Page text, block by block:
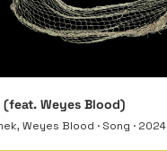
Weyes Blood)
Weyes Blood · Song · 2024